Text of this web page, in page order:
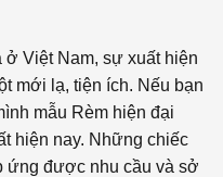
Việt Nam, sự xuất hiện
mới lạ, tiện ích. Nếu bạn
mẫu Rèm hiện đại
hiện nay. Những chiếc
ứng được nhu cầu và sở